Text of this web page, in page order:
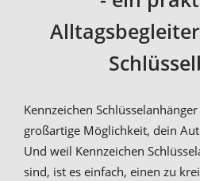
Kennzeichen
großartige Möglichkeit, dein
Und weil Kennzeichen
sind, ist es einfach, einen zu